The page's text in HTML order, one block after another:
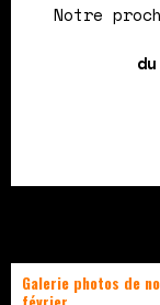
Notre
Galerie photos de